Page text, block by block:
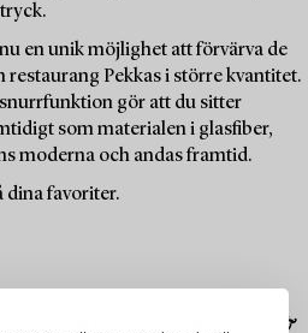
en unik möjlighet att förvärva de
restaurang Pekkas i större kvantitet.
gör att du sitter
som materialen i glasfiber,
moderna och andas framtid.
dina favoriter.
liveauktion
Modern Art &